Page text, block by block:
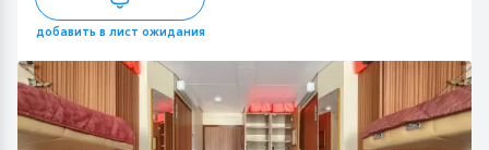
добавить в лист ожидания